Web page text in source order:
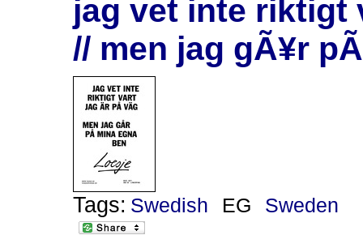
jag vet inte riktigt
// men jag gÃ¥r
Tags: Swedish EG Sweden